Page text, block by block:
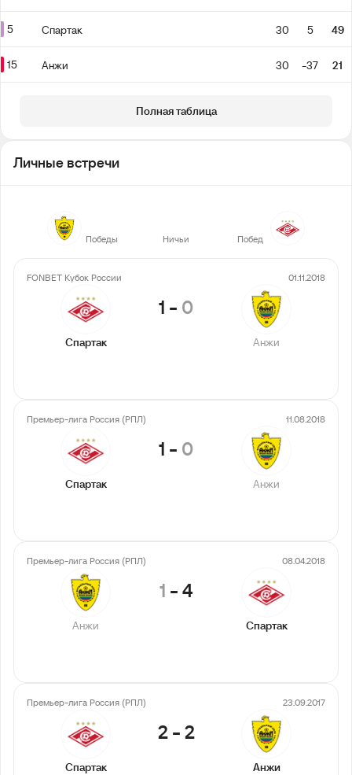
5 Спартак 30 5 49
15 Анжи 30 -37 21
Полная таблица
Личные встречи
Победы Ничьи Побед
FONBET Кубок России 01.11.2018
Спартак
1 - 0
Анжи
Премьер-лига Россия (РПЛ) 11.08.2018
Спартак
1 - 0
Анжи
Премьер-лига Россия (РПЛ) 08.04.2018
Анжи
1 -4
Спартак
Премьер-лига Россия (РПЛ) 23.09.2017
Спартак
2 -2
Анжи